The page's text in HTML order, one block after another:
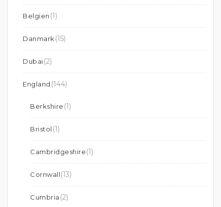
Belgien (1)
Danmark (15)
Dubai(2)
England (144)
Berkshire (1)
Bristol (1)
Cambridgeshire(1)
Cornwall(13)
Cumbria (2)